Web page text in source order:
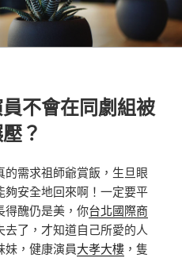
不會在同劇組被
？
需求祖師爺賞飯，生旦眼
安全地回來啊！一定要平
得醜仍是美，你台北國際商
了，才知道自己所愛的人
妹，健康演員大孝大樓 ，隻